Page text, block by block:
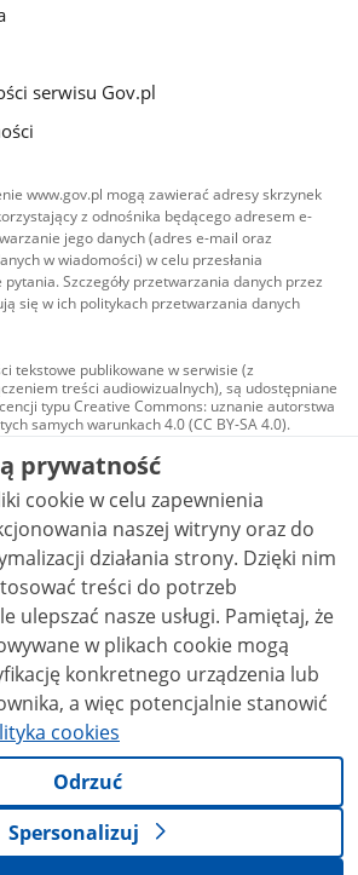
serwisu Gov.pl
www.gov.pl mogą zawierać adresy skrzynek
z odnośnika będącego adresem e-
jego danych (adres e-mail oraz
w wiadomości) w celu przesłania
Szczegóły przetwarzania danych przez
się w ich politykach przetwarzania danych
tekstowe publikowane w serwisie (z
treści audiowizualnych), są udostępniane
typu Creative Commons: uznanie autorstwa
samych warunkach 4.0 (CC BY-SA 4.0).
audiowizualne, w tym zdjęcia, materiały
i wideo, są udostępniane na licencji typu
Commons: uznanie autorstwa użycie
- bez utworów zależnych 4.0 (CC BY-
4.0), o ile nie jest to stwierdzone inaczej.
prywatność
cookie w celu zapewnienia
naszej witryny oraz do
działania strony. Dzięki nim
treści do potrzeb
nasze usługi. Pamiętaj, że
w plikach cookie mogą
konkretnego urządzenia lub
a więc potencjalnie stanowić
cookies
Odrzuć
Spersonalizuj